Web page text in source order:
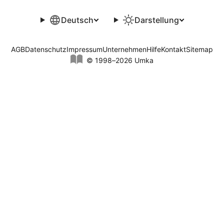
Deutsch Darstellung
© 1998–2026 Umka
AGBDatenschutzImpressumUnternehmenHilfeKontaktSitemap